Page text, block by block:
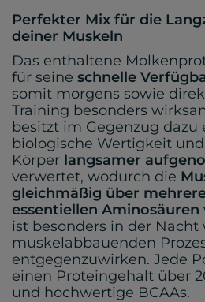
Perfekter Mix für die
deiner Muskeln
Das enthaltene
für seine schnelle
somit morgens sowie
Training besonders
besitzt im Gegenzug dazu
biologische Wertigkeit
Körper langsamer
verwertet, wodurch die
gleichmäßig über
essentiellen Aminosäuren
ist besonders in der
muskelabbauenden
entgegenzuwirken. Jede
einen Proteingehalt über
und hochwertige BCAAs.